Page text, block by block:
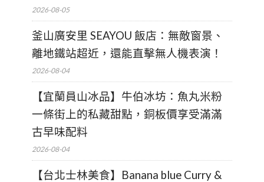
2026-08-05
釜山廣安里 SEAYOU 飯店：無敵窗景、
離地鐵站超近，還能直擊無人機表演！
2026-08-04
【宜蘭員山冰品】牛伯冰坊：魚丸米粉
一條街上的私藏甜點，銅板價享受滿滿
古早味配料
2026-08-04
【台北士林美食】Banana blue Curry &